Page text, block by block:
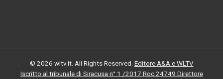
© 2026 wltv.it. All Rights Reserved. Editore A&A e WLTV
Iscritto al tribunale di Siracusa n° 1 /2017 Roc 24749 Direttore